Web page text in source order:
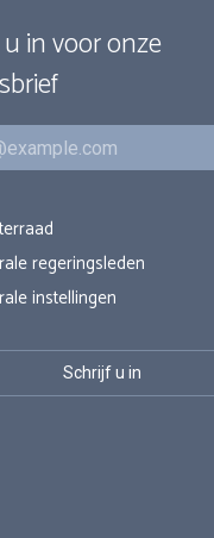
in voor onze
regeringsleden
instellingen